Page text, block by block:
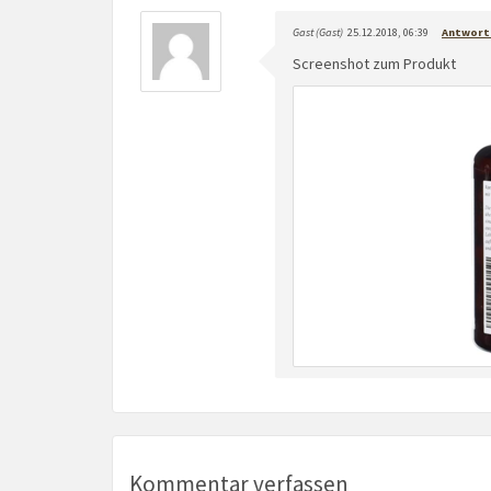
Gast (Gast) 25.12.2018, 06:39
Screenshot zum Produkt
Kommentar verfassen